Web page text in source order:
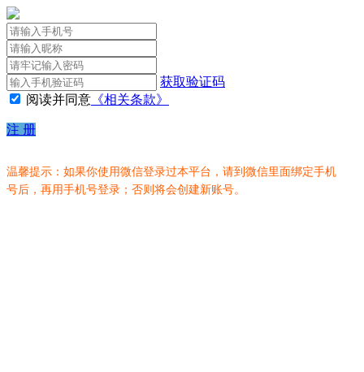
获取验证码
阅读并同意 《相关条款》
注 册
温馨提示：如果你使用微信登录过本平台，请到微信里面绑定手机
号后，再用手机号登录；否则将会创建新账号。